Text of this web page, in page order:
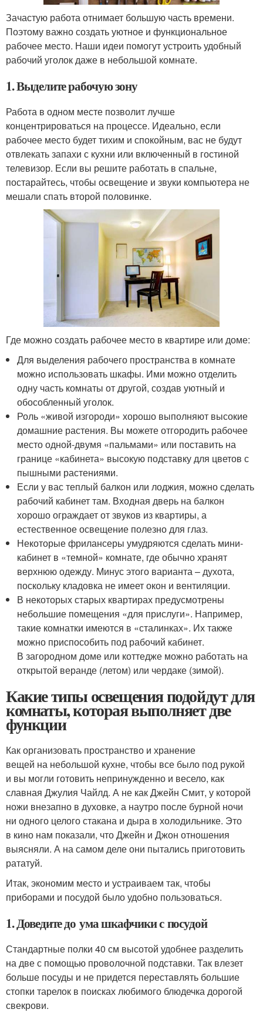
Зачастую работа отнимает большую часть времени.
Поэтому важно создать уютное и функциональное
рабочее место. Наши идеи помогут устроить удобный
рабочий уголок даже в небольшой комнате.
1. Выделите рабочую зону
Работа в одном месте позволит лучше
концентрироваться на процессе. Идеально, если
рабочее место будет тихим и спокойным, вас не будут
отвлекать запахи с кухни или включенный в гостиной
телевизор. Если вы решите работать в спальне,
постарайтесь, чтобы освещение и звуки компьютера не
мешали спать второй половинке.
Где можно создать рабочее место в квартире или доме:
Для выделения рабочего пространства в комнате
можно использовать шкафы. Ими можно отделить
одну часть комнаты от другой, создав уютный и
обособленный уголок.
Роль «живой изгороди» хорошо выполняют высокие
домашние растения. Вы можете отгородить рабочее
место одной-двумя «пальмами» или поставить на
границе «кабинета» высокую подставку для цветов с
пышными растениями.
Если у вас теплый балкон или лоджия, можно сделать
рабочий кабинет там. Входная дверь на балкон
хорошо ограждает от звуков из квартиры, а
естественное освещение полезно для глаз.
Некоторые фрилансеры умудряются сделать мини-
кабинет в «темной» комнате, где обычно хранят
верхнюю одежду. Минус этого варианта – духота,
поскольку кладовка не имеет окон и вентиляции.
В некоторых старых квартирах предусмотрены
небольшие помещения «для прислуги». Например,
такие комнатки имеются в «сталинках». Их также
можно приспособить под рабочий кабинет.
В загородном доме или коттедже можно работать на
открытой веранде (летом) или чердаке (зимой).
Какие типы освещения подойдут для
комнаты, которая выполняет две
функции
Как организовать пространство и хранение
вещей на небольшой кухне, чтобы все было под рукой
и вы могли готовить непринужденно и весело, как
славная Джулия Чайлд. А не как Джейн Смит, у которой
ножи внезапно в духовке, а наутро после бурной ночи
ни одного целого стакана и дыра в холодильнике. Это
в кино нам показали, что Джейн и Джон отношения
выясняли. А на самом деле они пытались приготовить
рататуй.
Итак, экономим место и устраиваем так, чтобы
приборами и посудой было удобно пользоваться.
1. Доведите до ума шкафчики с посудой
Стандартные полки 40 см высотой удобнее разделить
на две с помощью проволочной подставки. Так влезет
больше посуды и не придется переставлять большие
стопки тарелок в поисках любимого блюдечка дорогой
свекрови.